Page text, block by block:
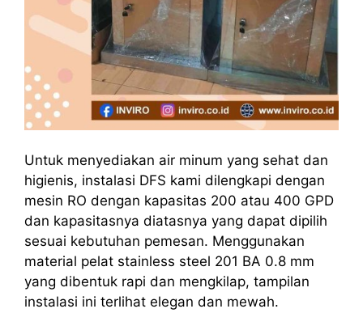
Untuk menyediakan air minum yang sehat dan
higienis, instalasi DFS kami dilengkapi dengan
mesin RO dengan kapasitas 200 atau 400 GPD
dan kapasitasnya diatasnya yang dapat dipilih
sesuai kebutuhan pemesan. Menggunakan
material pelat stainless steel 201 BA 0.8 mm
yang dibentuk rapi dan mengkilap, tampilan
instalasi ini terlihat elegan dan mewah.